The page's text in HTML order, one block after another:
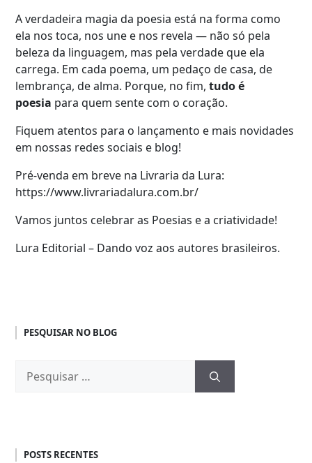
A verdadeira magia da poesia está na forma como
ela nos toca, nos une e nos revela — não só pela
beleza da linguagem, mas pela verdade que ela
carrega. Em cada poema, um pedaço de casa, de
lembrança, de alma. Porque, no fim, tudo é
poesia para quem sente com o coração.
Fiquem atentos para o lançamento e mais novidades
em nossas redes sociais e blog!
Pré-venda em breve na Livraria da Lura:
https://www.livrariadalura.com.br/
Vamos juntos celebrar as Poesias e a criatividade!
Lura Editorial – Dando voz aos autores brasileiros.
PESQUISAR NO BLOG
por:
POSTS RECENTES